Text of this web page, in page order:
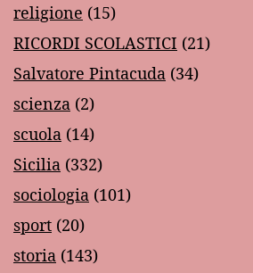
religione (15)
RICORDI SCOLASTICI (21)
Salvatore Pintacuda (34)
scienza (2)
scuola (14)
Sicilia (332)
sociologia (101)
sport (20)
storia (143)